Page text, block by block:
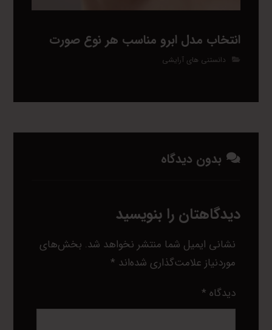
انتخاب مدل ابرو مناسب هر نوع صورت
دانستنی های آرایشی
بدون دیدگاه
دیدگاهتان را بنویسید
نشانی ایمیل شما منتشر نخواهد شد. بخش‌های
موردنیاز علامت‌گذاری شده‌اند *
دیدگاه *